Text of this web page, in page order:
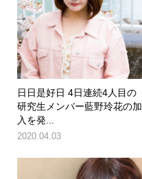
日日是好日 4日連続4人目の
研究生メンバー藍野玲花の加
入を発...
2020.04.03